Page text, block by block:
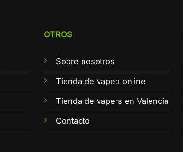
OTROS
Sobre nosotros
Tienda de vapeo online
Tienda de vapers en Valencia
Contacto